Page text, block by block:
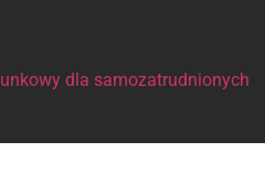
dla samozatrudnionych